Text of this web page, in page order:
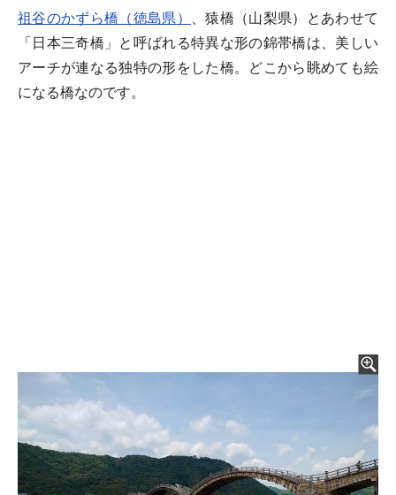
祖谷のかずら橋（徳島県）
、猿橋（山梨県）とあわせて
「日本三奇橋」と呼ばれる特異な形の錦帯橋は、美しい
アーチが連なる独特の形をした橋。どこから眺めても絵
になる橋なのです。